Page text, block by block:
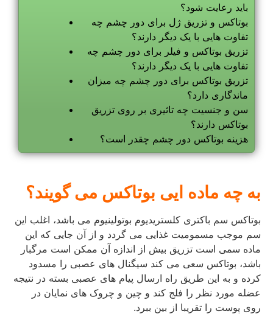
باید رعایت شود؟
بوتاکس و تزریق ژل برای دور چشم چه
تفاوت هایی با یک دیگر دارند؟
تزریق بوتاکس و فیلر برای دور چشم چه
تفاوت هایی با یک دیگر دارند؟
تزریق بوتاکس برای دور چشم چه میزان
ماندگاری دارد؟
سن و جنسیت چه تاثیری بر روی تزریق
بوتاکس دارند؟
هزینه بوتاکس دور چشم چقدر است؟
به چه ماده ایی بوتاکس می گویند؟
بوتاکس سم باکتری کلستریدیوم بوتولینیوم می باشد، اغلب این
سم موجب مسمومیت غذایی می گردد و از آن جایی که این
ماده سمی است تزریق بیش از اندازه آن ممکن است مرگبار
باشد، بوتاکس سعی می کند سیگنال های عصبی را مسدود
کرده و به این طریق راه ارسال پیام های عصبی بسته در نتیجه
عضله مورد نظر را فلج کند و چین و چروک های نمایان در
روی پوست را تقریبا از بین ببرد.